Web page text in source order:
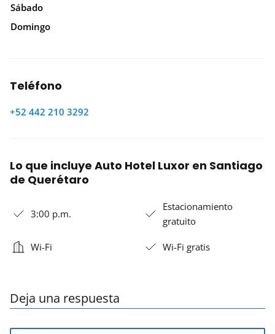
Sábado
Domingo
Teléfono
+52 442 210 3292
Lo que incluye Auto Hotel Luxor en Santiago
de Querétaro
3:00 p.m.
Estacionamiento
gratuito
Wi-Fi Wi-Fi gratis
Deja una respuesta